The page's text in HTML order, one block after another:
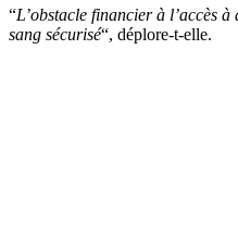
“L’obstacle financier à l’accès
sang sécurisé“, déplore-t-elle.